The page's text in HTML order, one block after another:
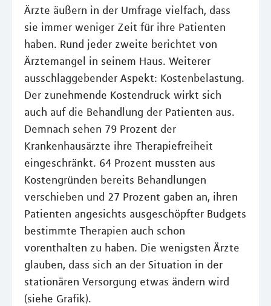
Ärzte äußern in der Umfrage vielfach, dass
sie immer weniger Zeit für ihre Patienten
haben. Rund jeder zweite berichtet von
Ärztemangel in seinem Haus. Weiterer
ausschlaggebender Aspekt: Kostenbelastung.
Der zunehmende Kostendruck wirkt sich
auch auf die Behandlung der Patienten aus.
Demnach sehen 79 Prozent der
Krankenhausärzte ihre Therapiefreiheit
eingeschränkt. 64 Prozent mussten aus
Kostengründen bereits Behandlungen
verschieben und 27 Prozent gaben an, ihren
Patienten angesichts ausgeschöpfter Budgets
bestimmte Therapien auch schon
vorenthalten zu haben. Die wenigsten Ärzte
glauben, dass sich an der Situation in der
stationären Versorgung etwas ändern wird
(siehe Grafik).